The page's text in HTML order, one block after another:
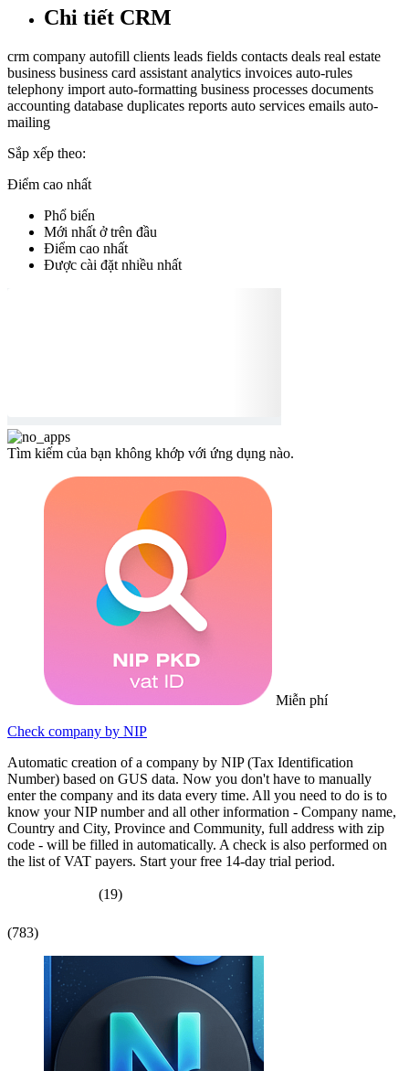
Chi tiết CRM
crm company autofill clients leads fields contacts deals real estate
business business card assistant analytics invoices auto-rules
telephony import auto-formatting business processes documents
accounting database duplicates reports auto services emails auto-
mailing
Sắp xếp theo:
Điểm cao nhất
Phổ biến
Mới nhất ở trên đầu
Điểm cao nhất
Được cài đặt nhiều nhất
Tìm kiếm của bạn không khớp với ứng dụng nào.
Miễn phí
Check company by NIP
Automatic creation of a company by NIP (Tax Identification
Number) based on GUS data. Now you don't have to manually
enter the company and its data every time. All you need to do is to
know your NIP number and all other information - Company name,
Country and City, Province and Community, full address with zip
code - will be filled in automatically. A check is also performed on
the list of VAT payers. Start your free 14-day trial period.
(19)
(783)